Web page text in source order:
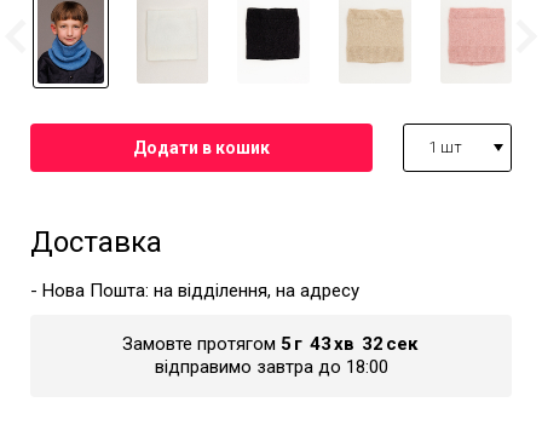
1 шт
Доставка
- Нова Пошта: на відділення, на адресу
Замовте протягом 5 г 43хв 32 сек
відправимо завтра до 18:00